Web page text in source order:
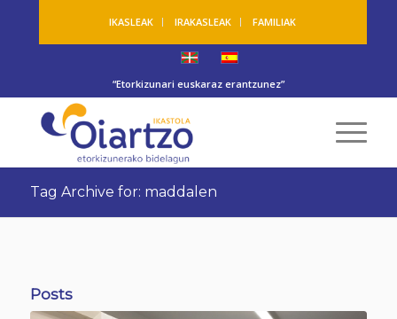
IKASLEAK IRAKASLEAK FAMILIAK
“Etorkizunari euskaraz erantzunez”
Tag Archive for: maddalen
Posts